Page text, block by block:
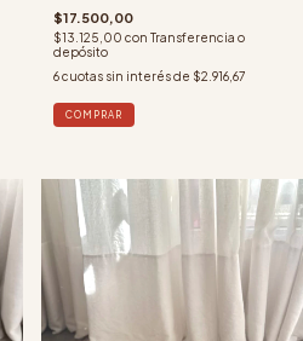
$17.500,00
$13.125,00 con Transferencia o
depósito
6 cuotas sin interés de $2.916,67